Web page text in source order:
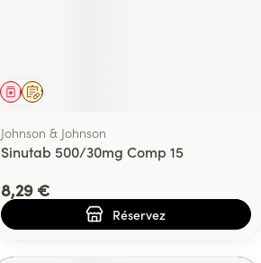
Sur prescription
Médicament
Johnson & Johnson
Sinutab 500/30mg Comp 15
8,29 €
Réservez